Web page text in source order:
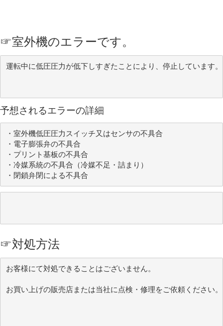
☞室外機のエラーです。
運転中に低圧圧力が低下しすぎたことにより、停止しています。
予想されるエラーの詳細
・室外機低圧圧力スイッチ又はセンサの不具合
・電子膨張弁の不具合
・プリント基板の不具合
・冷媒系統の不具合（冷媒不足・詰まり）
・閉鎖弁閉による不具合
☞対処方法
お客様にて対処できることはございません。
お買い上げの販売店または当社に点検・修理をご依頼ください。